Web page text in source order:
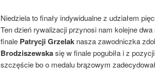
Niedziela to finały indywidualne z udziałem
Ten dzień rywalizacji przynosi nam kolejne
finale Patrycji Grzelaknasza zawodniczka
Brodziszewskasię w finale pogubiła i z
szczęście bo o medalu brązowym